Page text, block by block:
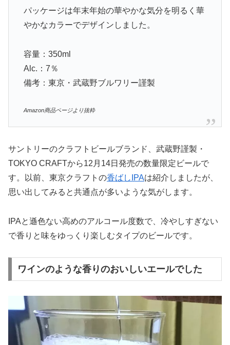
パッケージは年末年始の華やかな気分を明るく華
やかなカラーでデザインしました。
容量：350ml
Alc.：7％
備考：東京・武蔵野ブルワリー謹製
Amazon商品ページより抜粋
サントリーのクラフトビールブランド、武蔵野謹製・
TOKYO CRAFTから12月14日発売の数量限定ビールで
す。以前、東京クラフトの香ばしIPAは紹介しましたが、
思い出してみると共通点が多いような気がします。
IPAと遜色ない高めのアルコール度数で、冷やしすぎない
で香りと味をゆっくり楽しむタイプのビールです。
ワインのような香りのおいしいエールでした